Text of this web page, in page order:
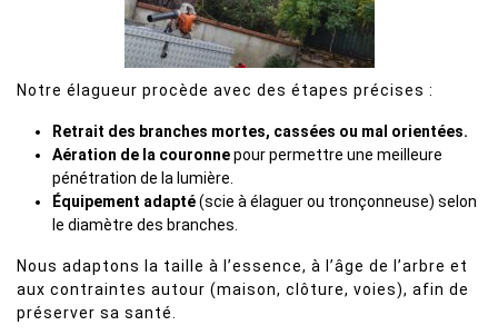
Notre élagueur procède avec des étapes précises :
Retrait des branches mortes, cassées ou mal orientées.
Aération de la couronnepour permettre une meilleure
pénétration de la lumière.
Équipement adapté(scie à élaguer ou tronçonneuse) selon
le diamètre des branches.
Nous adaptons la taille à l’essence, à l’âge de l’arbre et
aux contraintes autour (maison, clôture, voies), afin de
préserver sa santé.